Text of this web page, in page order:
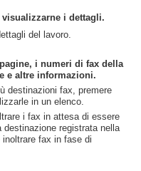
i dettagli.
del lavoro.
i numeri di fax della
e altre informazioni.
destinazioni fax, premere
in un elenco.
i fax in attesa di essere
registrata nella
fax in fase di